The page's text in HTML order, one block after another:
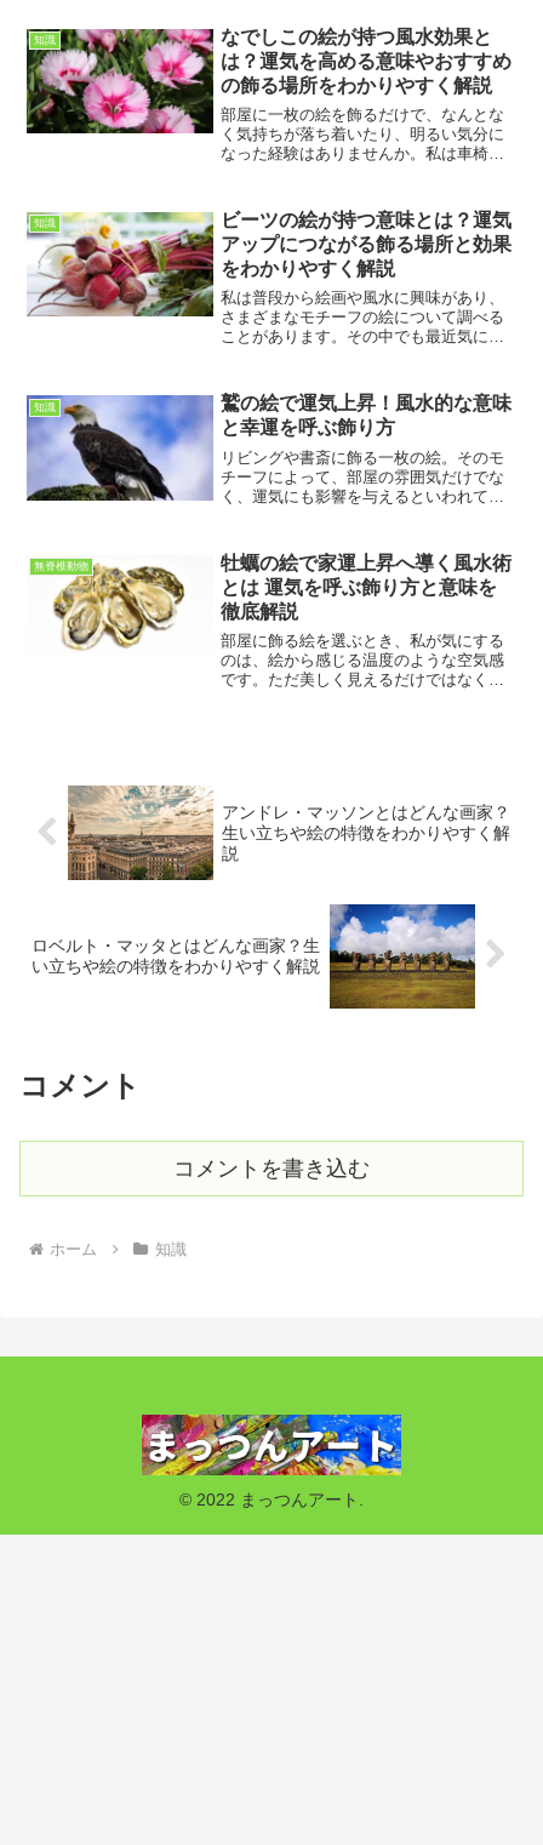
はその絵を購入し、自宅の一角に飾って
みました。そうして数...
知識
なでしこの絵が持つ風水効果と
は？運気を高める意味やおすすめ
の飾る場所をわかりやすく解説
部屋に一枚の絵を飾るだけで、なんとな
く気持ちが落ち着いたり、明るい気分に
なった経験はありませんか。私は車椅子
きく影響することを実感しています。そ
のため、季節を感じられる...
知識
ビーツの絵が持つ意味とは？運気
アップにつながる飾る場所と効果
をわかりやすく解説
私は普段から絵画や風水に興味があり、
さまざまなモチーフの絵について調べる
ことがあります。その中でも最近気にな
材として知られています。しかし、風水
の視点から見ると、単なる...
知識
鷲の絵で運気上昇！風水的な意味
と幸運を呼ぶ飾り方
リビングや書斎に飾る一枚の絵。そのモ
チーフによって、部屋の雰囲気だけでな
く、運気にも影響を与えるといわれてい
くの人に愛されてきました。私もある
日、知人の家に飾られた鷲の...
無脊椎動物
牡蠣の絵で家運上昇へ導く風水術
とは 運気を呼ぶ飾り方と意味を
徹底解説
部屋に飾る絵を選ぶとき、私が気にする
のは、絵から感じる温度のような空気感
です。ただ美しく見えるだけではなく、
アンドレ・マッソンとはどんな画家？
生い立ちや絵の特徴をわかりやすく解
説
ロベルト・マッタとはどんな画家？生
い立ちや絵の特徴をわかりやすく解説
コメント
コメントを書き込む
ホーム 知識
© 2022 まっつんアート.